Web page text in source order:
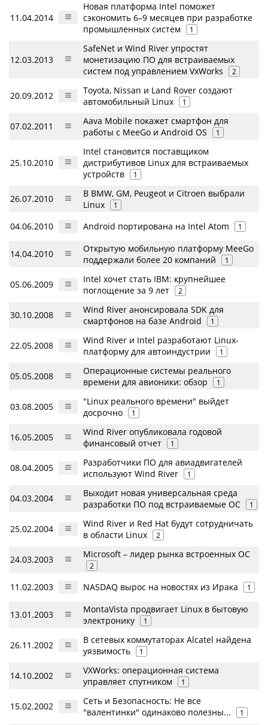
11.04.2014
Новая платформа Intel поможет
сэкономить 6–9 месяцев при разработке
промышленных систем
1
12.03.2013
SafeNet и Wind River упростят
монетизацию ПО для встраиваемых
систем под управлением VxWorks
2
20.09.2012
Toyota, Nissan и Land Rover создают
автомобильный Linux
1
07.02.2011
Aava Mobile покажет смартфон для
работы с MeeGo и Android OS
1
25.10.2010
Intel становится поставщиком
дистрибутивов Linux для встраиваемых
устройств
1
26.07.2010
В BMW, GM, Peugeot и Citroen выбрали
Linux
1
04.06.2010 Android портирована на Intel Atom 1
14.04.2010
Открытую мобильную платформу MeeGo
поддержали более 20 компаний
1
05.06.2009
Intel хочет стать IBM: крупнейшее
поглощение за 9 лет
2
30.10.2008
Wind River анонсировала SDK для
смартфонов на базе Android
1
22.05.2008
Wind River и Intel разработают Linux-
платформу для автоиндустрии
1
05.05.2008
Операционные системы реального
времени для авионики: обзор
1
03.08.2005
"Linux реального времени" выйдет
досрочно
1
16.05.2005
Wind River опубликовала годовой
финансовый отчет
1
08.04.2005
Разработчики ПО для авиадвигателей
используют Wind River
1
04.03.2004
Выходит новая универсальная среда
разработки ПО под встраиваемые ОС
1
25.02.2004
Wind River и Red Hat будут сотрудничать
в области Linux
2
24.03.2003 Microsoft – лидер рынка встроенных ОС
2
11.02.2003 NASDAQ вырос на новостях из Ирака 1
13.01.2003
MontaVista продвигает Linux в бытовую
электронику
1
26.11.2002
В сетевых коммутаторах Alcatel найдена
уязвимость
1
14.10.2002
VXWorks: операционная система
управляет спутником
1
15.02.2002
Сеть и Безопасность: Не все
"валентинки" одинаково полезны...
1